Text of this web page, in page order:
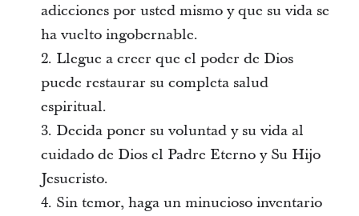
adicciones por usted mismo y que su vida se
ha vuelto ingobernable.
2. Llegue a creer que el poder de Dios
puede restaurar su completa salud
espiritual.
3. Decida poner su voluntad y su vida al
cuidado de Dios el Padre Eterno y Su Hijo
Jesucristo.
4. Sin temor, haga un minucioso inventario